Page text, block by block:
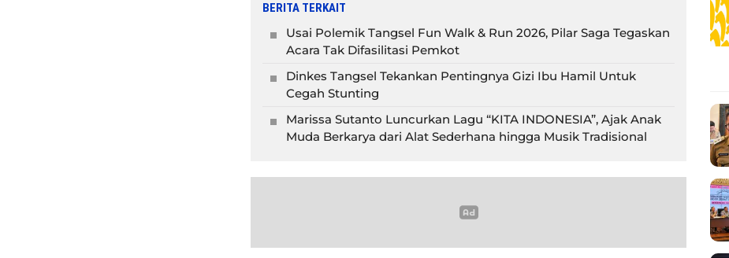
BERITA TERKAIT
Usai Polemik Tangsel Fun Walk & Run 2026, Pilar Saga Tegaskan
Acara Tak Difasilitasi Pemkot
Dinkes Tangsel Tekankan Pentingnya Gizi Ibu Hamil Untuk
Cegah Stunting
Marissa Sutanto Luncurkan Lagu “KITA INDONESIA”, Ajak Anak
Muda Berkarya dari Alat Sederhana hingga Musik Tradisional